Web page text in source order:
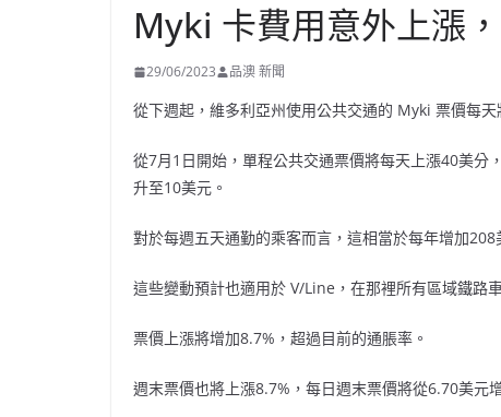
Myki 卡費用意外上漲
29/06/2023 品澳 新聞
從下週起，維多利亞州使用公共交通的 Myki 票價每天
從7月1日開始，單程公共交通票價將每天上漲40美
升至10美元。
對於每週五天通勤的乘客而言，這相當於每年增加208
這些變動預計也適用於 V/Line，在那裡所有區域鐵路
票價上漲將增加8.7%，超過目前的通脹率。
週末票價也將上漲8.7%，每日週末票價將從6.70美元